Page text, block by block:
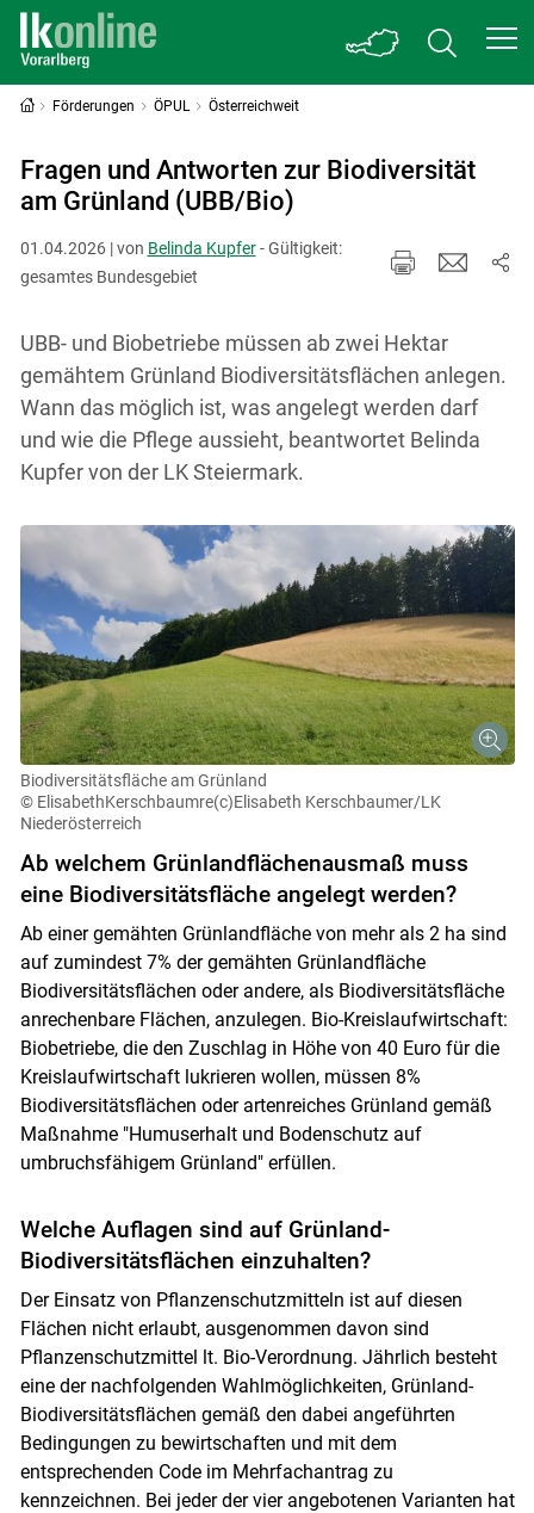
Förderungen ÖPUL Österreichweit
Fragen und Antworten zur Biodiversität
am Grünland (UBB/Bio)
01.04.2026 | von Belinda Kupfer- Gültigkeit:
gesamtes Bundesgebiet
UBB- und Biobetriebe müssen ab zwei Hektar
gemähtem Grünland Biodiversitätsflächen anlegen.
Wann das möglich ist, was angelegt werden darf
und wie die Pflege aussieht, beantwortet Belinda
Kupfer von der LK Steiermark.
Biodiversitätsfläche am Grünland
© ElisabethKerschbaumre(c)Elisabeth Kerschbaumer/LK
Niederösterreich
Ab welchem Grünlandflächenausmaß muss
eine Biodiversitätsfläche angelegt werden?
Ab einer gemähten Grünlandfläche von mehr als 2 ha sind
auf zumindest 7% der gemähten Grünlandfläche
Biodiversitätsflächen oder andere, als Biodiversitätsfläche
anrechenbare Flächen, anzulegen. Bio-Kreislaufwirtschaft:
Biobetriebe, die den Zuschlag in Höhe von 40 Euro für die
Kreislaufwirtschaft lukrieren wollen, müssen 8%
Biodiversitätsflächen oder artenreiches Grünland gemäß
Maßnahme "Humuserhalt und Bodenschutz auf
umbruchsfähigem Grünland" erfüllen.
Welche Auflagen sind auf Grünland-
Biodiversitätsflächen einzuhalten?
Der Einsatz von Pflanzenschutzmitteln ist auf diesen
Flächen nicht erlaubt, ausgenommen davon sind
Pflanzenschutzmittel lt. Bio-Verordnung. Jährlich besteht
eine der nachfolgenden Wahlmöglichkeiten, Grünland-
Biodiversitätsflächen gemäß den dabei angeführten
Bedingungen zu bewirtschaften und mit dem
entsprechenden Code im Mehrfachantrag zu
kennzeichnen. Bei jeder der vier angebotenen Varianten hat